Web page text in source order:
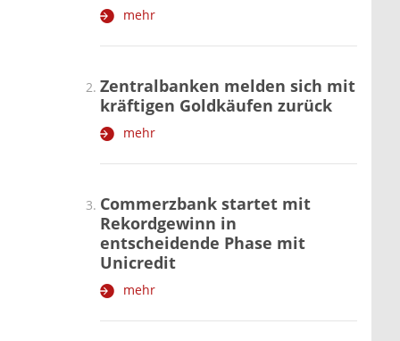
mehr
Zentralbanken melden sich mit
kräftigen Goldkäufen zurück
mehr
Commerzbank startet mit
Rekordgewinn in
entscheidende Phase mit
Unicredit
mehr